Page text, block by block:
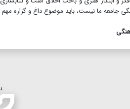
جامعه ما نیست، باید موضوع داغ و گزاره